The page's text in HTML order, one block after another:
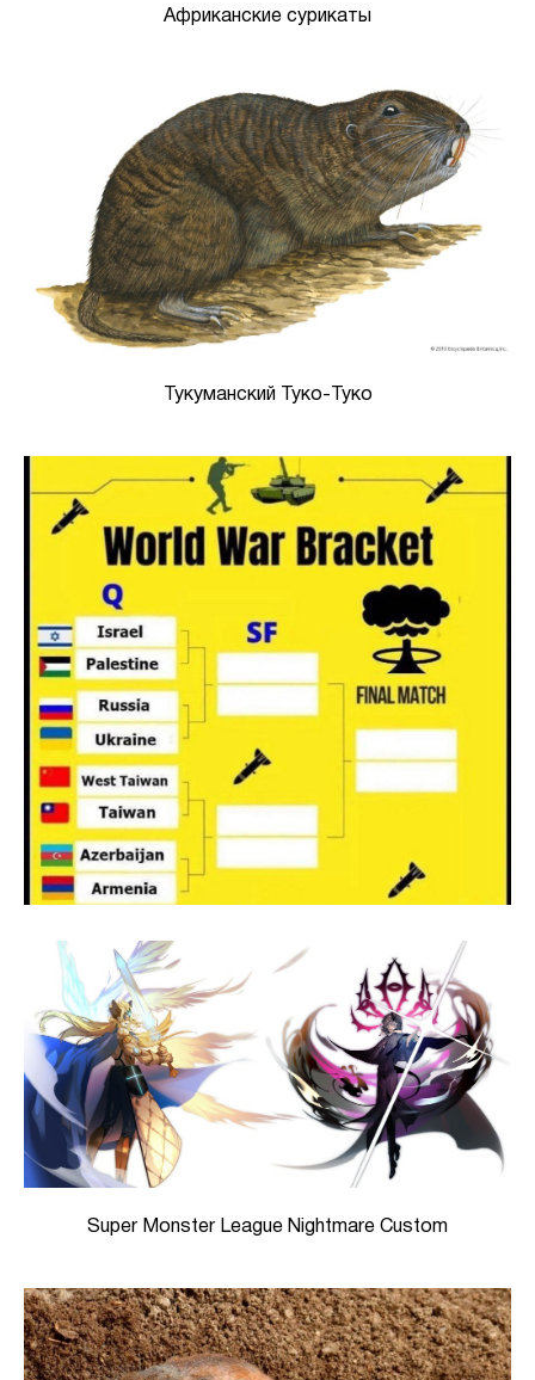
Африканские сурикаты
Тукуманский Туко-Туко
Super Monster League Nightmare Custom